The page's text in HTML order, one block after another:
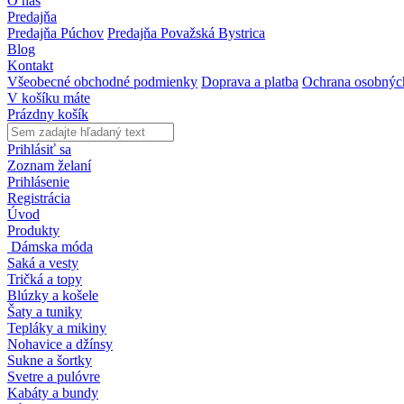
Predajňa
Predajňa Púchov Predajňa Považská Bystrica
Blog
Kontakt
Všeobecné obchodné podmienky Doprava a platba Ochrana
V košíku máte
Prázdny košík
Prihlásiť sa
Zoznam želaní
Prihlásenie
Registrácia
Úvod
Produkty
Dámska móda
Saká a vesty
Tričká a topy
Blúzky a košele
Šaty a tuniky
Tepláky a mikiny
Nohavice a džínsy
Sukne a šortky
Svetre a pulóvre
Kabáty a bundy